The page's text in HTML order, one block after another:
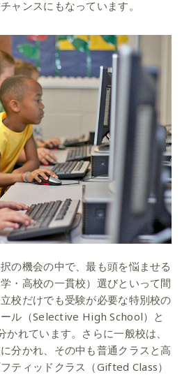
ャンスにもなっています。
の機会の中で、最も頭を悩ませる
・高校の一貫校）選びといって間
校だけでも受験が必要な特別校の
ル（Selective High School）と
れています。さらに一般校は、
分かれ、その中も普通クラスと高
ティッドクラス（Gifted Class）